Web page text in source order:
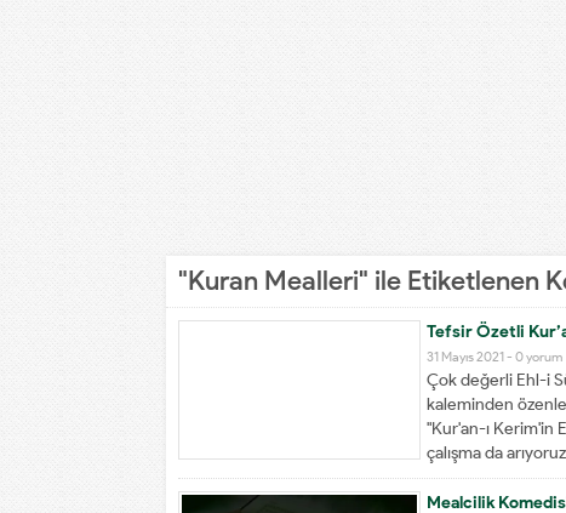
"Kuran Mealleri" ile Etiketlenen
Tefsir Özetli
31 Mayıs 2021 - 0 yorum
Çok değerli Ehl-i
kaleminden özenle
"Kur'an-ı Kerim'in
çalışma da
Mealcilik